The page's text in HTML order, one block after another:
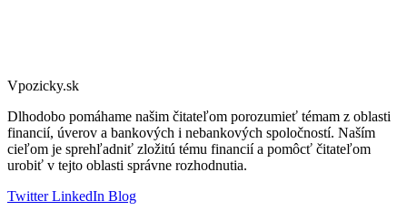
Vpozicky.sk
Dlhodobo pomáhame našim čitateľom porozumieť témam z oblasti
financií, úverov a bankových i nebankových spoločností. Naším
cieľom je sprehľadniť zložitú tému financií a pomôcť čitateľom
urobiť v tejto oblasti správne rozhodnutia.
TwitterLinkedIn Blog